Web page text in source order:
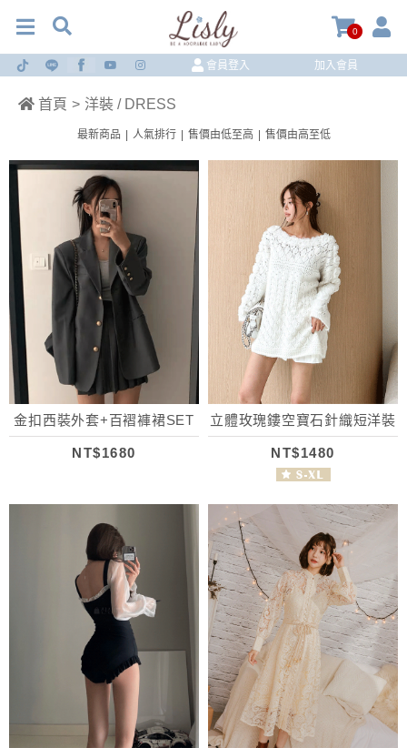
0
會員登入 加入會員
首頁 > 洋裝 / DRESS
最新商品 人氣排行 售價由低至高 售價由高至低
金扣西裝外套+百褶褲裙SET
NT$1680
立體玫瑰鏤空寶石針織短洋裝
NT$1480